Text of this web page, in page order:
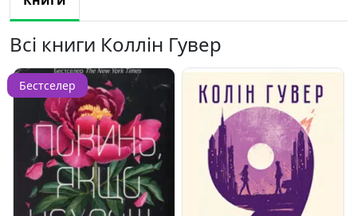
Всі книги Коллін Гувер
Бестселер